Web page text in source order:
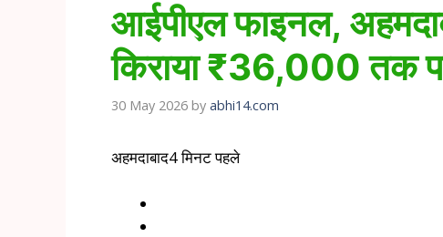
आईपीएल फाइनल,
किराया ₹36,000 तक
30 May 2026 by abhi14.com
अहमदाबाद4 मिनट पहले